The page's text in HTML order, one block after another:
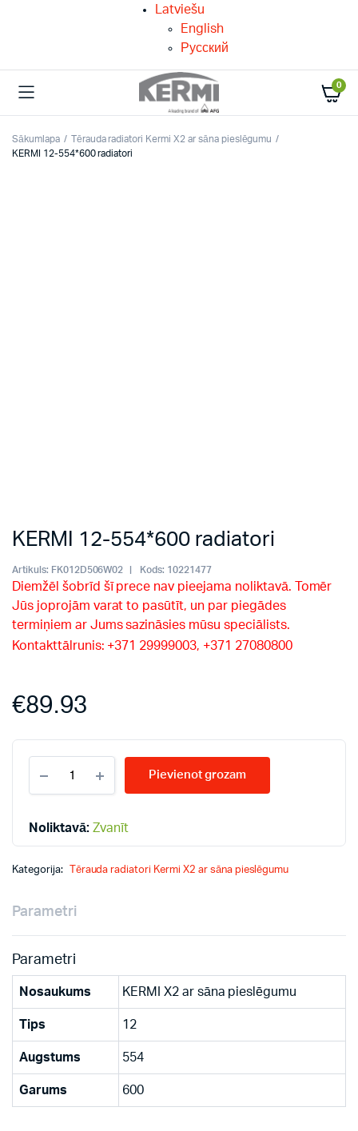
Latviešu
English
Русский
0
Sākumlapa
Tērauda radiatori Kermi X2 ar sāna pieslēgumu
KERMI 12-554*600 radiatori
KERMI 12-554*600 radiatori
Artikuls: FK012D506W02 Kods: 10221477
Diemžēl šobrīd šī prece nav pieejama noliktavā. Tomēr
Jūs joprojām varat to pasūtīt, un par piegādes
termiņiem ar Jums sazināsies mūsu speciālists.
Kontakttālrunis: +371 29999003, +371 27080800
€89.93
554*600
quantity
Pievienot grozam
Noliktavā: Zvanīt
Kategorija: Tērauda radiatori Kermi X2 ar sāna pieslēgumu
Parametri
Parametri
Nosaukums KERMI X2 ar sāna pieslēgumu
Tips 12
Augstums 554
Garums 600